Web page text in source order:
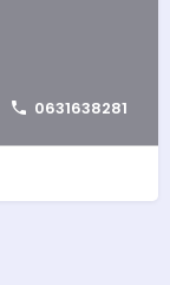
0631638281